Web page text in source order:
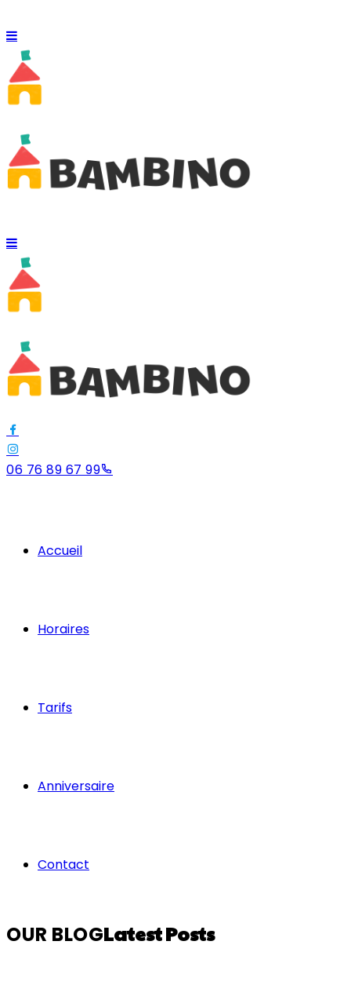
06 76 89 67 99
Accueil
Horaires
Tarifs
Anniversaire
Contact
OUR BLOGLatest Posts